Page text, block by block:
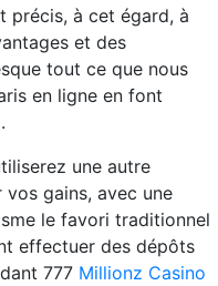
précis, à cet égard, à
et des
tout ce que nous
en ligne en font
une autre
gains, avec une
le favori traditionnel
effectuer des dépôts
777 Millionz Casino